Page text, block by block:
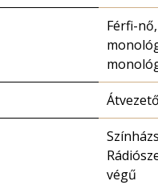
Férfi-
végű